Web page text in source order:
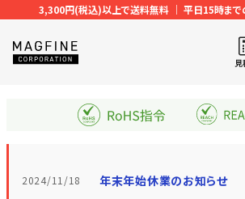
3,300円(税込)以上で送料無料 ｜ 平日15時まで
2024/11/18 年末年始休業のお知らせ